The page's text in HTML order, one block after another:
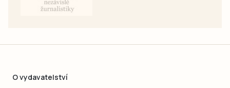
O vydavatelství